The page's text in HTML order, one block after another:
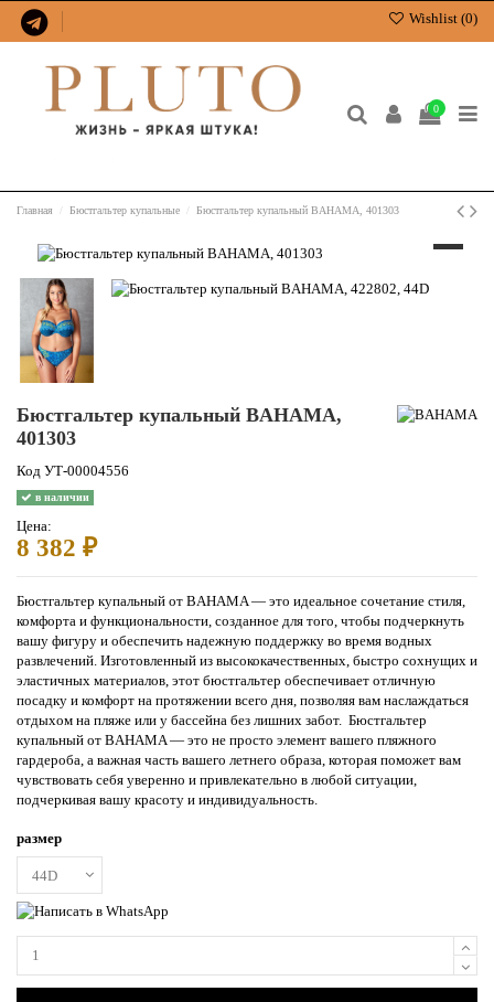
Wishlist (0)
0
Главная Бюстгальтер купальные Бюстгальтер купальный BAHAMA, 401303
Бюстгальтер купальный BAHAMA,
401303
Код УТ-00004556
в наличии
Цена:
8 382 ₽
Бюстгальтер купальный от BAHAMA — это идеальное сочетание стиля,
комфорта и функциональности, созданное для того, чтобы подчеркнуть
вашу фигуру и обеспечить надежную поддержку во время водных
развлечений. Изготовленный из высококачественных, быстро сохнущих и
эластичных материалов, этот бюстгальтер обеспечивает отличную
посадку и комфорт на протяжении всего дня, позволяя вам наслаждаться
отдыхом на пляже или у бассейна без лишних забот. Бюстгальтер
купальный от BAHAMA — это не просто элемент вашего пляжного
гардероба, а важная часть вашего летнего образа, которая поможет вам
чувствовать себя уверенно и привлекательно в любой ситуации,
подчеркивая вашу красоту и индивидуальность.
размер